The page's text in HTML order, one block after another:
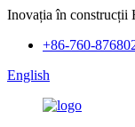
Inovația în construcții
+86-760-
English